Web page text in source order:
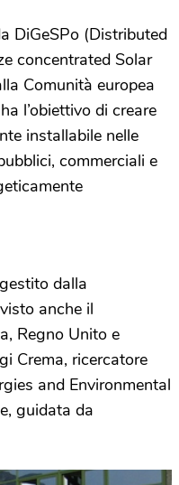
DiGeSPo (Distributed
concentrated Solar
Comunità europea
l’obiettivo di creare
installabile nelle
commerciali e
dalla
anche il
Regno Unito e
Crema, ricercatore
and Environmental
guidata da